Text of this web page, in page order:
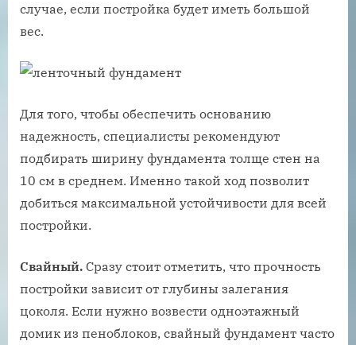
случае, если постройка будет иметь большой
вес.
Для того, чтобы обеспечить основанию
надежность, специалисты рекомендуют
подбирать ширину фундамента толще стен на
10 см в среднем. Именно такой ход позволит
добиться максимальной устойчивости для всей
постройки.
Свайный. Сразу стоит отметить, что прочность
постройки зависит от глубины залегания
цоколя. Если нужно возвести одноэтажный
домик из пеноблоков, свайный фундамент часто